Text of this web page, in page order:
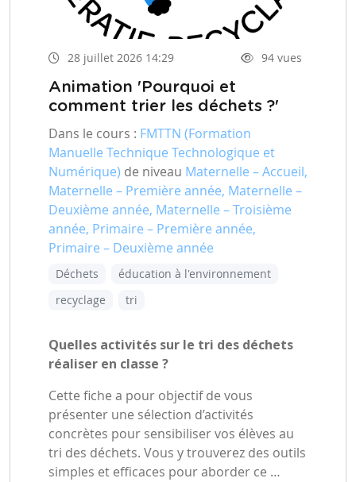
28 juillet 2026 14:29 94 vues
Animation 'Pourquoi et
comment trier les déchets ?'
Dans le cours : FMTTN (Formation
Manuelle Technique Technologique et
Numérique) de niveau Maternelle – Accueil,
Maternelle – Première année, Maternelle –
Deuxième année, Maternelle – Troisième
année, Primaire – Première année,
Primaire – Deuxième année
Déchets
éducation à l'environnement
recyclage
tri
Quelles activités sur le tri des déchets
réaliser en classe ?
Cette fiche a pour objectif de vous
présenter une sélection d’activités
concrètes pour sensibiliser vos élèves au
tri des déchets. Vous y trouverez des outils
simples et efficaces pour aborder ce …